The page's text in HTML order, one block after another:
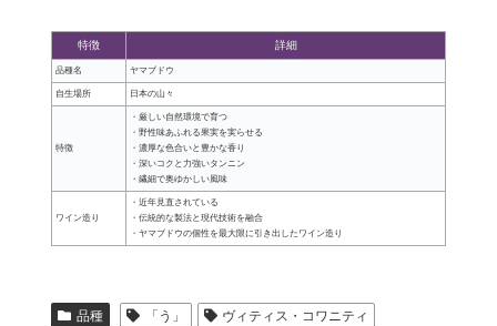
特徴 詳細
品種名 ヤマブドウ
自生場所 日本の山々
特徴
・厳しい自然環境で育つ
・野性味あふれる果実を実らせる
・濃厚な色合いと豊かな香り
・深いコクと力強いタンニン
・繊細で奥ゆかしい風味
ワイン造り
・近年見直されている
・伝統的な製法と現代技術を融合
・ヤマブドウの個性を最大限に引き出したワイン造り
品種 「う」
ヴィティス・コワニティ